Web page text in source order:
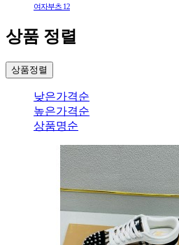
여자부츠 12
상품 정렬
상품정렬
낮은가격순
높은가격순
상품명순